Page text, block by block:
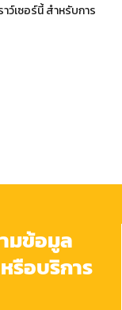
ว์เซอร์นี้ สำหรับการ
มข้อมูล
รือบริการ